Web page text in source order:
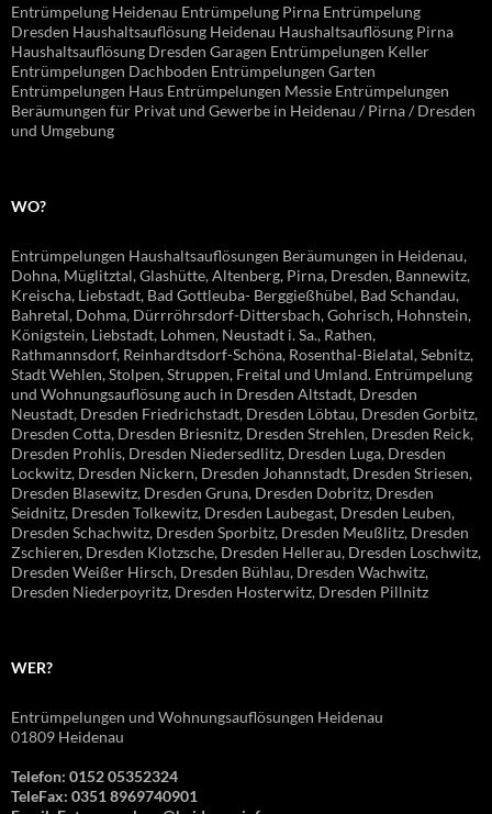
Entrümpelung Heidenau Entrümpelung Pirna Entrümpelung
Dresden Haushaltsauflösung Heidenau Haushaltsauflösung Pirna
Haushaltsauflösung Dresden Garagen Entrümpelungen Keller
Entrümpelungen Dachboden Entrümpelungen Garten
Entrümpelungen Haus Entrümpelungen Messie Entrümpelungen
Beräumungen für Privat und Gewerbe in Heidenau / Pirna / Dresden
und Umgebung
WO?
Entrümpelungen Haushaltsauflösungen Beräumungen in Heidenau,
Dohna, Müglitztal, Glashütte, Altenberg, Pirna, Dresden, Bannewitz,
Kreischa, Liebstadt, Bad Gottleuba- Berggießhübel, Bad Schandau,
Bahretal, Dohma, Dürrröhrsdorf-Dittersbach, Gohrisch, Hohnstein,
Königstein, Liebstadt, Lohmen, Neustadt i. Sa., Rathen,
Rathmannsdorf, Reinhardtsdorf-Schöna, Rosenthal-Bielatal, Sebnitz,
Stadt Wehlen, Stolpen, Struppen, Freital und Umland. Entrümpelung
und Wohnungsauflösung auch in Dresden Altstadt, Dresden
Neustadt, Dresden Friedrichstadt, Dresden Löbtau, Dresden Gorbitz,
Dresden Cotta, Dresden Briesnitz, Dresden Strehlen, Dresden Reick,
Dresden Prohlis, Dresden Niedersedlitz, Dresden Luga, Dresden
Lockwitz, Dresden Nickern, Dresden Johannstadt, Dresden Striesen,
Dresden Blasewitz, Dresden Gruna, Dresden Dobritz, Dresden
Seidnitz, Dresden Tolkewitz, Dresden Laubegast, Dresden Leuben,
Dresden Schachwitz, Dresden Sporbitz, Dresden Meußlitz, Dresden
Zschieren, Dresden Klotzsche, Dresden Hellerau, Dresden Loschwitz,
Dresden Weißer Hirsch, Dresden Bühlau, Dresden Wachwitz,
Dresden Niederpoyritz, Dresden Hosterwitz, Dresden Pillnitz
WER?
Entrümpelungen und Wohnungsauflösungen Heidenau
01809 Heidenau
Telefon: 0152 05352324
TeleFax: 0351 8969740901